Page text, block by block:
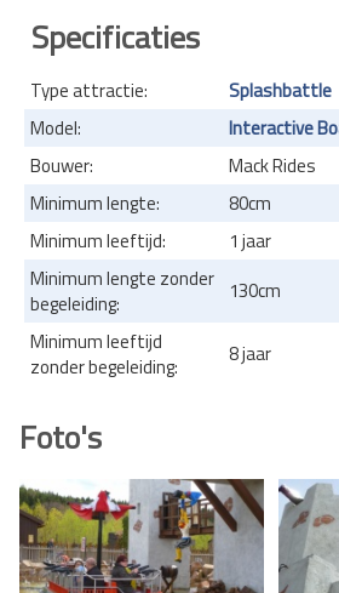
Specificaties
Type attractie:
Splashbattle
Model:
Interactive
Bouwer:
Mack Rides
Minimum lengte:
80cm
Minimum leeftijd:
1 jaar
Minimum lengte zonder
begeleiding:
130cm
Minimum leeftijd
zonder begeleiding:
8 jaar
Foto's